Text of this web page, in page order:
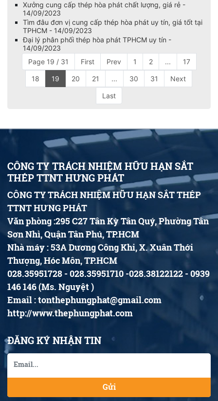
Xưởng cung cấp thép hòa phát chất lượng, giá rẻ -
14/09/2023
Tìm đâu đơn vị cung cấp thép hòa phát uy tín, giá tốt tại
TPHCM - 14/09/2023
Đại lý phân phối thép hòa phát TPHCM uy tín -
14/09/2023
Page 19 / 31
First Prev 1 2 ... 17
18 19 20 21 ... 30 31 Next
Last
CÔNG TY TRÁCH NHIỆM HỮU HẠN SẮT
THÉP TTNT HƯNG PHÁT
CÔNG TY TRÁCH NHIỆM HỮU HẠN SẮT THÉP
TTNT HƯNG PHÁT
Văn phòng :295 C27 Tân Kỳ Tân Quý, Phường Tân
Sơn Nhì, Quận Tân Phú, TP.HCM
Nhà máy : 53A Dương Công Khi, X. Xuân Thới
Thượng, Hóc Môn, TP.HCM
028.35951728 - 028.35951710 -028.38122122 - 0939
146 146 (Ms. Nguyệt )
Email : tonthephungphat@gmail.com
http://www.thephungphat.com
ĐĂNG KÝ NHẬN TIN
Gửi